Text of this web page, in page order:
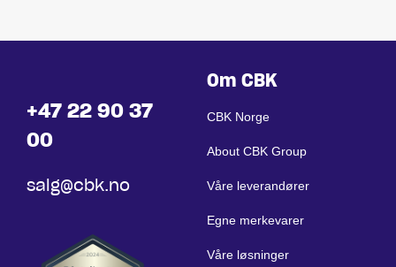
+47 22 90 37
00
salg@cbk.no
Om CBK
CBK Norge
About CBK Group
Våre leverandører
Egne merkevarer
Våre løsninger